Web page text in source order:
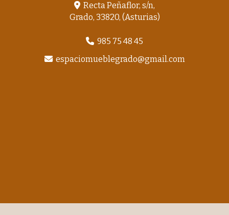
Recta Peñaflor, s/n,
Grado, 33820, (Asturias)
985 75 48 45
espaciomueblegrado
gmail.com